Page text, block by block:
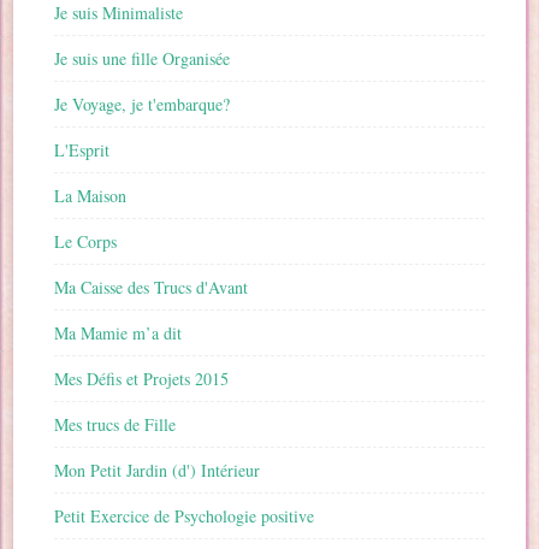
Je suis Minimaliste
Je suis une fille Organisée
Je Voyage, je t'embarque?
L'Esprit
La Maison
Le Corps
Ma Caisse des Trucs d'Avant
Ma Mamie m’a dit
Mes Défis et Projets 2015
Mes trucs de Fille
Mon Petit Jardin (d') Intérieur
Petit Exercice de Psychologie positive